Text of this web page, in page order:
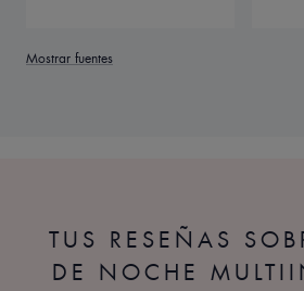
Mostrar fuentes
TUS RESEÑAS
DE NOCHE